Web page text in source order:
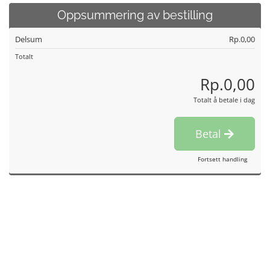
Oppsummering av bestilling
Delsum Rp.0,00
Totalt
Rp.0,00
Totalt å betale i dag
Betal
Fortsett handling